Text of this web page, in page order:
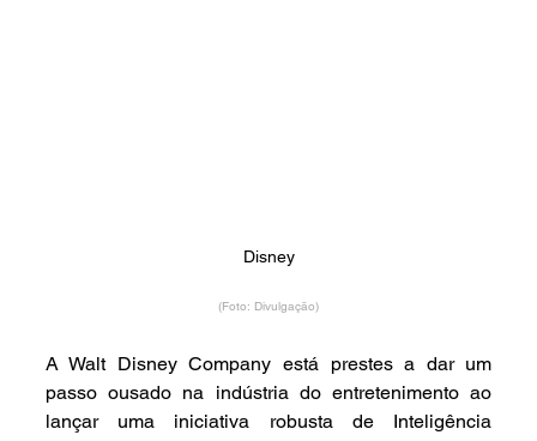
Disney
(Foto: Divulgação)
A Walt Disney Company está prestes a dar um
passo ousado na indústria do entretenimento ao
lançar uma iniciativa robusta de Inteligência